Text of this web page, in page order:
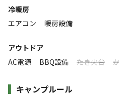
は布団を利用する場合は1名で計算
※2歳以上のお子様は大人と同様に
おりません。オプションご希望の
ださい。なお、料金は現地精算と
冷暖房
エアコン
暖房設備
アウトドア
AC電源
BBQ設備 たき火台
キャンプルール
庭が広がっています。そこで
がら、BBQ／サウナ／焚き火
また、お子様も楽しくお過ご
大型遊具を設置したキッズパ
ソロ
複数家族、三世帯、友人グルー
んどです